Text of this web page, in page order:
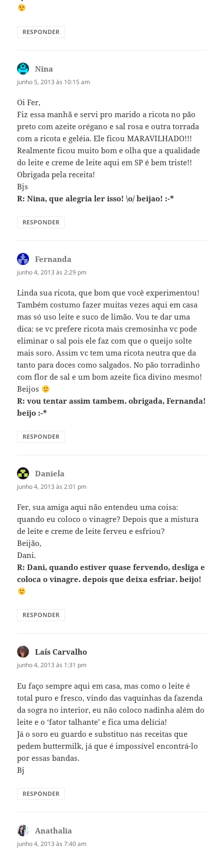
RESPONDER
Nina
junho 5, 2013 às 10:15 am
Oi Fer,
Fiz essa manhã e servi pro marido a ricota no pão
preto com azeite orégano e sal rosa e outra torrada
com a ricota e geléia. Ele ficou MARAVILHADO!!!
Realmente ficou muito bom e olha que a qualidade
do leite e creme de leite aqui em SP é bem triste!!
Obrigada pela receita!
Bjs
R: Nina, que alegria ler isso! \o/ beijao! :-*
RESPONDER
Fernanda
junho 4, 2013 às 2:29 pm
Linda sua ricota, que bom que você experimentou!
Também costumo fazer muitas vezes aqui em casa
mas só uso leite e suco de limão. Vou te dar uma
dica: se vc prefere ricota mais cremosinha vc pode
eliminar o sal pois ele faz com que o queijo solte
mais soro. Assim vc tem uma ricota neutra que da
tanto para doces como salgados. No pão torradinho
com flor de sal e um bom azeite fica divino mesmo!
Beijos
R: vou tentar assim tambem. obrigada, Fernanda!
beijo :-*
RESPONDER
Daniela
junho 4, 2013 às 2:01 pm
Fer, sua amiga aqui não entendeu uma coisa:
quando eu coloco o vinagre? Depois que a mistura
de leite e creme de leite ferveu e esfriou?
Beijão,
Dani.
R: Dani, quando estiver quase fervendo, desliga e
coloca o vinagre. depois que deixa esfriar. beijo!
RESPONDER
Laís Carvalho
junho 4, 2013 às 1:31 pm
Eu faço sempre aqui em casa, mas como o leite é
total puro e fresco, vindo das vaquinhas da fazenda
da sogra no interior, eu não coloco nadinha além do
leite e o ‘fator talhante’ e fica uma delícia!
Já o soro eu guardo e substituo nas receitas que
pedem buttermilk, já que é impossível encontrá-lo
por essas bandas.
Bj
RESPONDER
Anathalia
junho 4, 2013 às 7:40 am